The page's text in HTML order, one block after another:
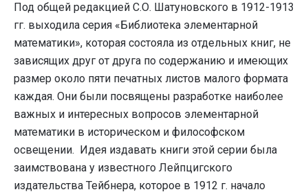
Под общей редакцией С.О. Шатуновского в 1912-1913
гг. выходила серия «Библиотека элементарной
математики», которая состояла из отдельных книг, не
зависящих друг от друга по содержанию и имеющих
размер около пяти печатных листов малого формата
каждая. Они были посвящены разработке наиболее
важных и интересных вопросов элементарной
математики в историческом и философском
освещении. Идея издавать книги этой серии была
заимствована у известного Лейпцигского
издательства Тейбнера, которое в 1912 г. начало